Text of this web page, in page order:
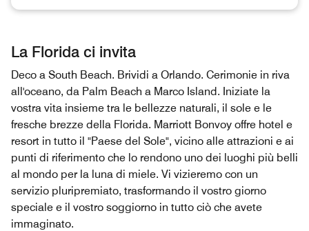
La Florida ci invita
Deco a South Beach. Brividi a Orlando. Cerimonie in riva
all'oceano, da Palm Beach a Marco Island. Iniziate la
vostra vita insieme tra le bellezze naturali, il sole e le
fresche brezze della Florida. Marriott Bonvoy offre hotel e
resort in tutto il "Paese del Sole", vicino alle attrazioni e ai
punti di riferimento che lo rendono uno dei luoghi più belli
al mondo per la luna di miele. Vi vizieremo con un
servizio pluripremiato, trasformando il vostro giorno
speciale e il vostro soggiorno in tutto ciò che avete
immaginato.